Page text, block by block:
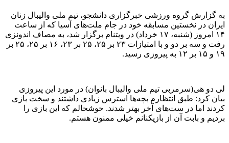
به گزارش گروه ورزشی خبرگزاری دانشجو، تیم ملی والیبال زنان
ایران در نخستین مسابقه خود در جام ملت‌های آسیا که از ساعت
۱۴ امروز (شنبه، ۱۷ خرداد) در ویتنام برگزار شد، به مصاف اندونزی
رفت و سه بر دو و با امتیازات ۲۳ بر ۲۵، ۲۵ بر ۲۳، ۱۶ بر ۲۵، ۲۵ بر
۱۹ و ۱۵ بر ۱۲ به پیروزی رسید.
لی دو هی(سرمربی تیم ملی والیبال بانوان) در مورد این پیروزی
بیان کرد: طبق انتظارم بچه‌ها استرس زیادی داشتند و سخت بازی
کردند اما در ست‌های آخر بهتر شدند. خوشحالم که این بازی را
بردیم و بابت آن از بازیکنانم خیلی ممنون هستم.